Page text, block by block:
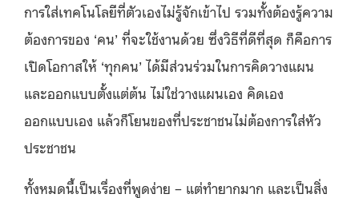
การใส่เทคโนโลยีที่ตัวเองไม่รู้จักเข้าไป รวมทั้งต้องรู้ความ
ต้องการของ ‘คน’ ที่จะใช้งานด้วย ซึ่งวิธีที่ดีที่สุด ก็คือการ
เปิดโอกาสให้ ‘ทุกคน’ ได้มีส่วนร่วมในการคิดวางแผน
และออกแบบตั้งแต่ต้น ไม่ใช่วางแผนเอง คิดเอง
ออกแบบเอง แล้วก็โยนของที่ประชาชนไม่ต้องการใส่หัว
ประชาชน
ทั้งหมดนี้เป็นเรื่องที่พูดง่าย – แต่ทำยากมาก และเป็นสิ่ง